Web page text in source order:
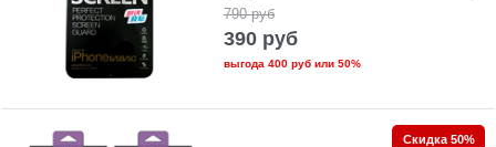
790 руб
390 руб
выгода 400 рубили 50%
Скидка 50%